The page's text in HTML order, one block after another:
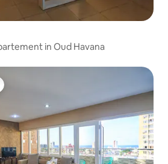
in Oud Havana